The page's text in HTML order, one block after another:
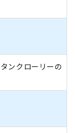
ンクローリーの